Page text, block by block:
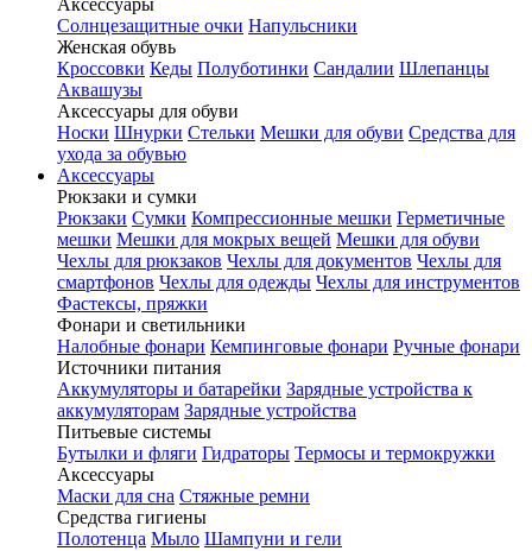
Аксессуары
Солнцезащитные очки Напульсники
Женская обувь
Кроссовки Кеды Полуботинки Сандалии Шлепанцы
Аквашузы
Аксессуары для обуви
Носки Шнурки Стельки Мешки для обуви Средства для
ухода за обувью
Аксессуары
Рюкзаки и сумки
Рюкзаки Сумки Компрессионные мешки Герметичные
мешки Мешки для мокрых вещей Мешки для обуви
Чехлы для рюкзаков Чехлы для документов Чехлы для
смартфонов Чехлы для одежды Чехлы для инструментов
Фастексы, пряжки
Фонари и светильники
Налобные фонари Кемпинговые фонари Ручные фонари
Источники питания
Аккумуляторы и батарейки Зарядные устройства к
аккумуляторам Зарядные устройства
Питьевые системы
Бутылки и фляги Гидраторы Термосы и термокружки
Аксессуары
Маски для сна Стяжные ремни
Средства гигиены
Полотенца Мыло Шампуни и гели